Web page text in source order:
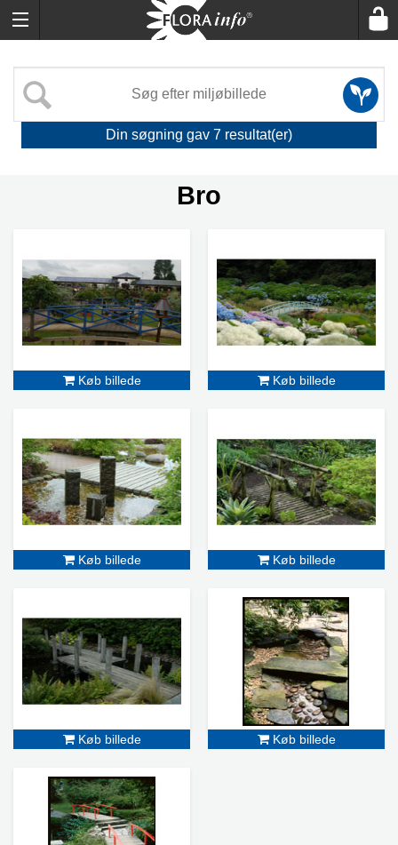
Din søgning gav 7 resultat(er)
Bro
Køb billede Køb billede
Køb billede Køb billede
Køb billede Køb billede